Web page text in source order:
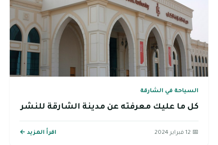
السياحة في الشارقة
كل ما عليك معرفته عن مدينة الشارقة للنشر
📅 12 فبراير 2024 اقرأ المزيد ←